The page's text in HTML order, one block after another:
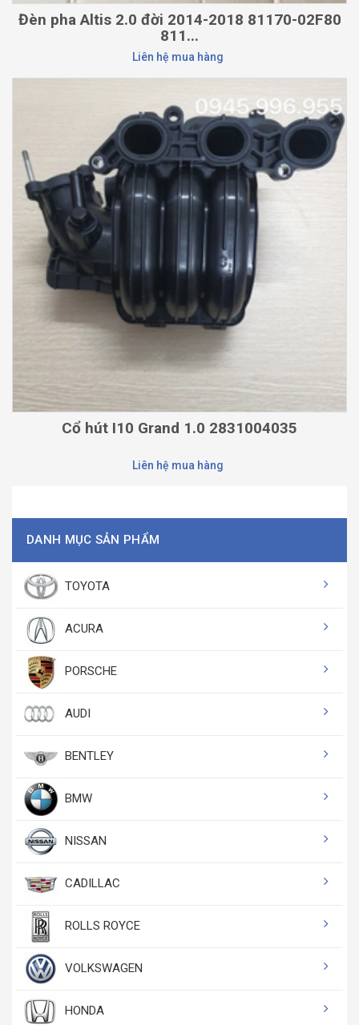
Đèn pha Altis 2.0 đời 2014-2018 81170-02F80
811...
Liên hệ mua hàng
Cổ hút I10 Grand 1.0 2831004035
Liên hệ mua hàng
DANH MỤC SẢN PHẨM
TOYOTA
ACURA
PORSCHE
AUDI
BENTLEY
BMW
NISSAN
CADILLAC
ROLLS ROYCE
VOLKSWAGEN
HONDA